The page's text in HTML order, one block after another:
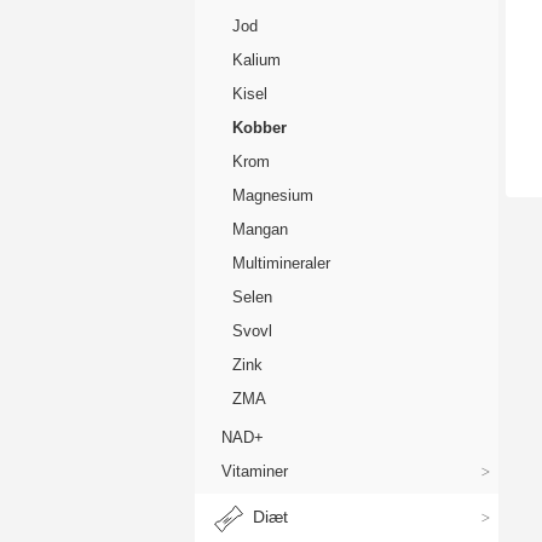
Jod
Kalium
Kisel
Kobber
Krom
Magnesium
Mangan
Multimineraler
Selen
Svovl
Zink
ZMA
NAD+
Vitaminer
Diæt